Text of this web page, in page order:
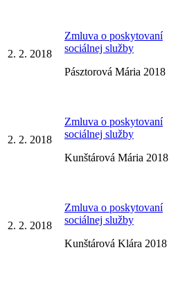
2. 2. 2018
Zmluva o poskytovaní
sociálnej služby
Pásztorová Mária 2018
2. 2. 2018
Zmluva o poskytovaní
sociálnej služby
Kunštárová Mária 2018
2. 2. 2018
Zmluva o poskytovaní
sociálnej služby
Kunštárová Klára 2018